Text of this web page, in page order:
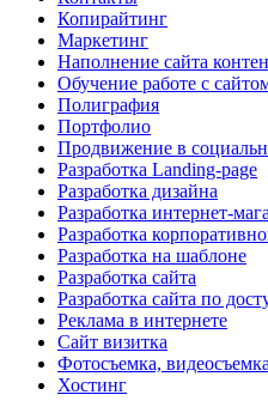
Копирайтинг
Маркетинг
Наполнение сайта
Обучение работе с
Полиграфия
Портфолио
Продвижение в
Разработка Landing-page
Разработка дизайна
Разработка интернет-
Разработка
Разработка на шаблоне
Разработка сайта
Разработка сайта по
Реклама в интернете
Сайт визитка
Фотосъемка, видеосъемка
Хостинг